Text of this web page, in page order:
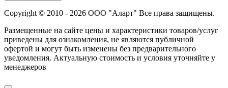
Copyright © 2010 - 2026 ООО "Аларт" Все права защищены.
Размещенные на сайте цены и характеристики товаров/услуг
приведены для ознакомления, не являются публичной
офертой и могут быть изменены без предварительного
уведомления. Актуальную стоимость и условия уточняйте у
менеджеров